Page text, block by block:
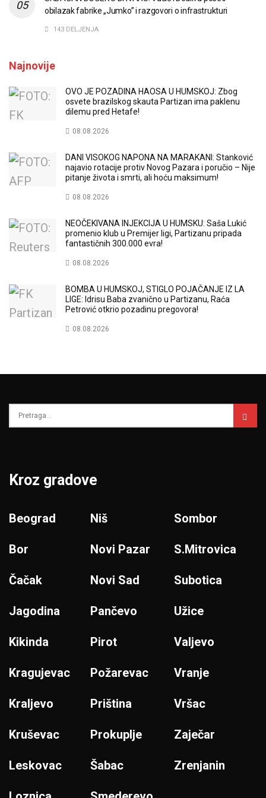
obilazak fabrike „Jumko” i razgovori o infrastrukturi
143 DELJENJA
Najnovije
OVO JE POZADINA HAOSA U HUMSKOJ: Zbog
osvete brazilskog skauta Partizan ima paklenu
dilemu pred Hetafe!
08.08.2026
DANI VISOKOG NAPONA NA MARAKANI: Stanković
najavio rotacije protiv Novog Pazara i poručio – Nije
pitanje života i smrti, ali hoću maksimum!
08.08.2026
NEOČEKIVANA INJEKCIJA U HUMSKU: Saša Lukić
promenio klub u Premijer ligi, Partizanu pripada
fantastičnih 300.000 evra!
08.08.2026
BOMBA U HUMSKOJ, STIGLO POJAČANJE IZ LA
LIGE: Idrisu Baba zvanično u Partizanu, Raća
Petrović otkrio pozadinu pregovora!
08.08.2026
Kroz gradove
Beograd
Bor
Čačak
Jagodina
Kikinda
Kragujevac
Kraljevo
Kruševac
Leskovac
Niš
Novi Pazar
Novi Sad
Pančevo
Pirot
Požarevac
Priština
Prokuplje
Šabac
Sombor
S.Mitrovica
Subotica
Užice
Valjevo
Vranje
Vršac
Zaječar
Zrenjanin